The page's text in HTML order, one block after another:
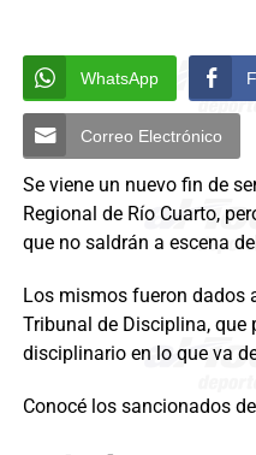
WhatsApp
Correo Electrónico
Se viene un nuevo fin de
Regional de Río Cuarto,
que no saldrán a escena
Los mismos fueron dados
Tribunal de Disciplina, que
disciplinario en lo que va
Conocé los sancionados